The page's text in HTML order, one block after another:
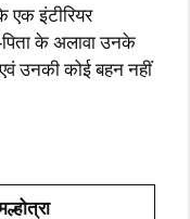
एक इंटीरियर
के अलावा उनके
उनकी कोई बहन नहीं